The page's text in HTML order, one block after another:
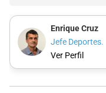
Enrique Cruz
Jefe Deportes.
Ver Perfil